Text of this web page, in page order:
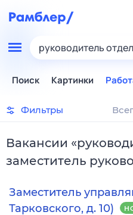
руководитель
Поиск Картинки
Фильтры
Вакансии «
заместитель
Заместитель
Тарковского, д. 10)